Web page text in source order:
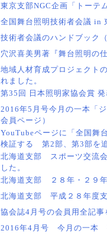
東京支部NGC企画「トーテ
全国舞台照明技術者会議 in
技術者会議のハンドブック
穴沢喜美男著『舞台照明の
地域人材育成プロジェクト
れました。
第35回 日本照明家協会賞 発
2016年5月号今月の一本「
会員ページ）
YouTubeページに「全国舞
検証する 第2部、第3部を追
北海道支部 スポーツ交流
した。
北海道支部 ２８年・２９年
北海道支部 平成２８年度支
協会誌4月号の会員用全記事
2016年4月号 今月の一本